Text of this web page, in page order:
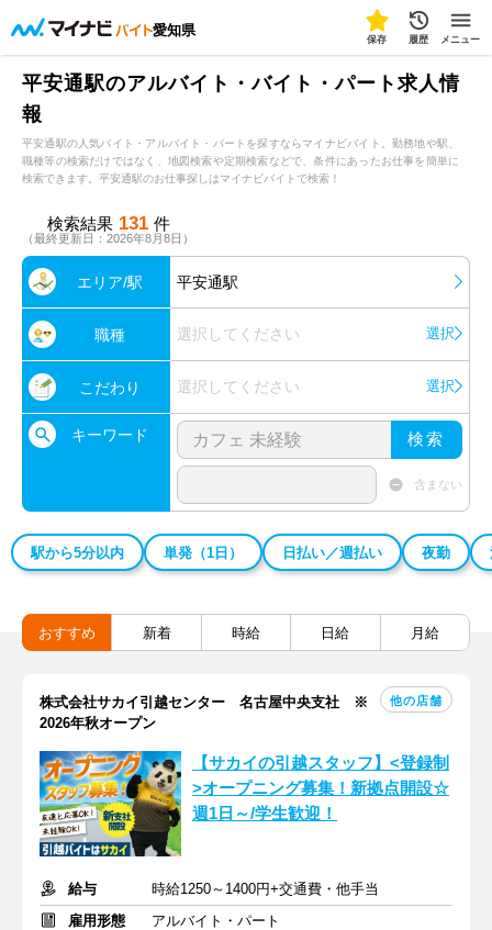
愛知県
保存 履歴 メニュー
平安通駅のアルバイト・バイト・パート求人情
報
平安通駅の人気バイト・アルバイト・パートを探すならマイナビバイト。勤務地や駅、
職種等の検索だけではなく、地図検索や定期検索などで、条件にあったお仕事を簡単に
検索できます。平安通駅のお仕事探しはマイナビバイトで検索！
検索結果 131 件
（最終更新日：2026年8月8日）
エリア/駅 平安通駅
職種 選択してください 選択
こだわり 選択してください 選択
キーワード 検索
含まない
駅から5分以内 単発（1日） 日払い／週払い 夜勤
おすすめ 新着 時給 日給 月給
株式会社サカイ引越センター 名古屋中央支社 ※
2026年秋オープン
他の店舗
【サカイの引越スタッフ】<登録制
>オープニング募集！新拠点開設☆
週1日～/学生歓迎！
給与
時給1250～1400円+交通費・他手当
雇用形態
アルバイト・パート